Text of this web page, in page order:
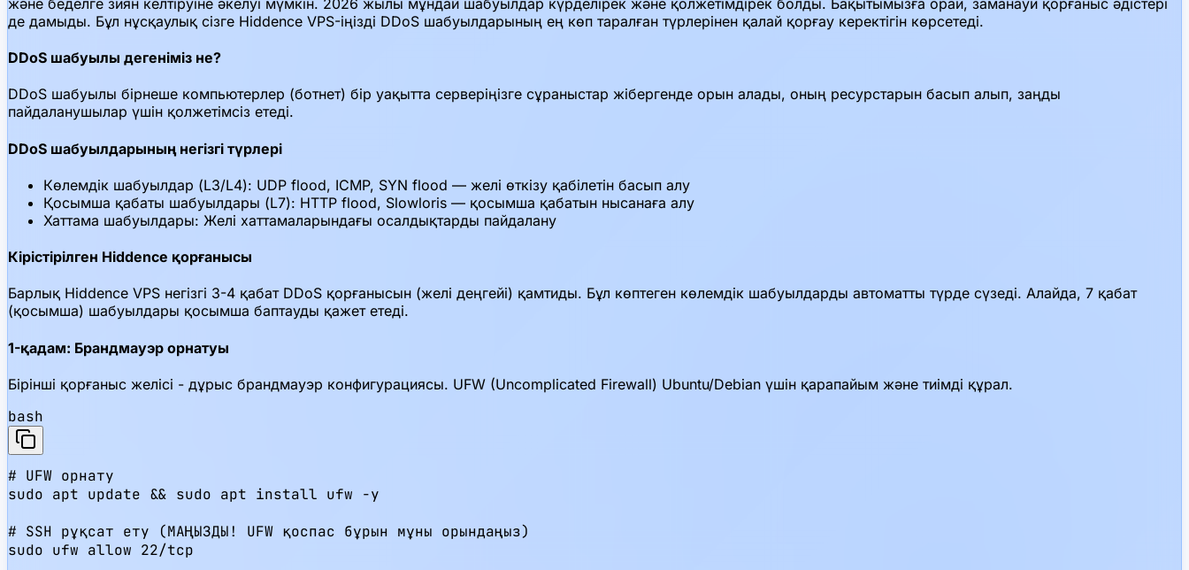
де дамыды. Бұл нұсқаулық сізге Hiddence VPS-іңізді DDoS шабуылдарының ең көп таралған түрлерінен қалай қорғау керектігін көрсетеді.
DDoS шабуылы дегеніміз не?
DDoS шабуылы бірнеше компьютерлер (ботнет) бір уақытта серверіңізге сұраныстар жібергенде орын алады, оның ресурстарын басып алып, заңды
пайдаланушылар үшін қолжетімсіз етеді.
DDoS шабуылдарының негізгі түрлері
Көлемдік шабуылдар (L3/L4): UDP flood, ICMP, SYN flood — желі өткізу қабілетін басып алу
Қосымша қабаты шабуылдары (L7): HTTP flood, Slowloris — қосымша қабатын нысанаға алу
Хаттама шабуылдары: Желі хаттамаларындағы осалдықтарды пайдалану
Кірістірілген Hiddence қорғанысы
Барлық Hiddence VPS негізгі 3-4 қабат DDoS қорғанысын (желі деңгейі) қамтиды. Бұл көптеген көлемдік шабуылдарды автоматты түрде сүзеді. Алайда, 7 қабат
(қосымша) шабуылдары қосымша баптауды қажет етеді.
1-қадам: Брандмауэр орнатуы
Бірінші қорғаныс желісі - дұрыс брандмауэр конфигурациясы. UFW (Uncomplicated Firewall) Ubuntu/Debian үшін қарапайым және тиімді құрал.
bash
# UFW орнату
sudo apt update && sudo apt install ufw -y
# SSH рұқсат ету (МАҢЫЗДЫ! UFW қоспас бұрын мұны орындаңыз)
sudo ufw allow 22/tcp